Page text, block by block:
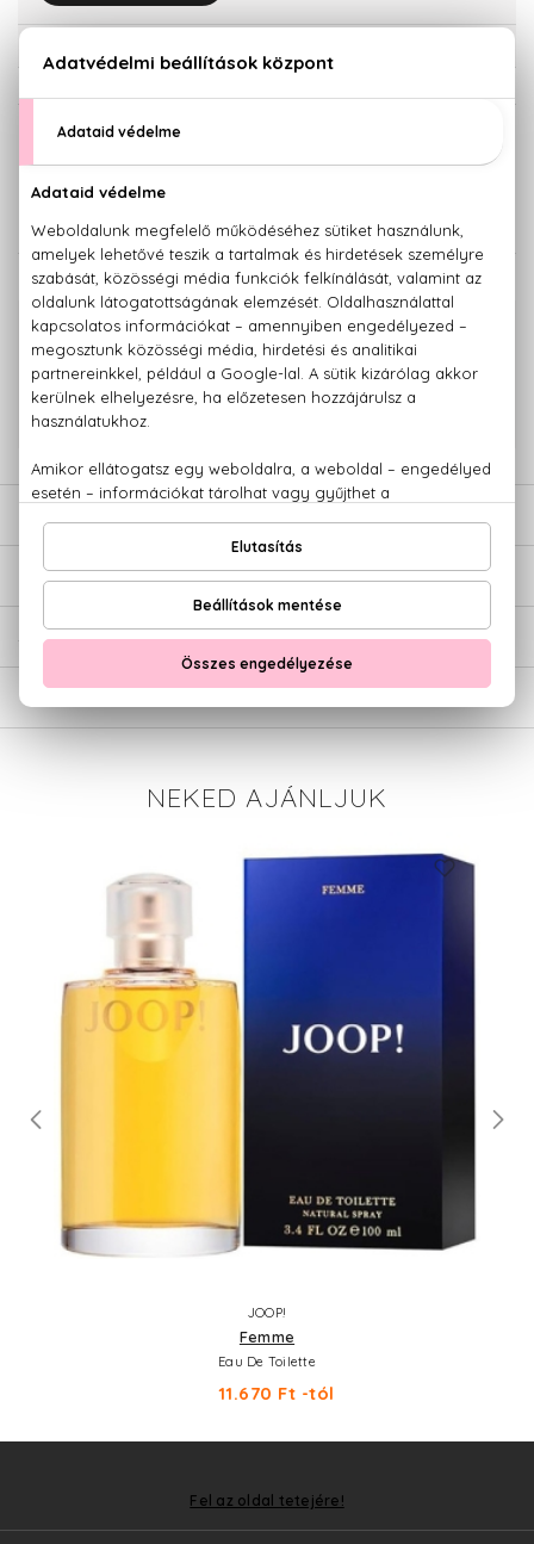
KISZERELÉS KIVÁLASZTÁSA
KAPCSOLÓDÓ TERMÉKEK
100% eredeti termékek,14 napos visszaküldési garanciával
Kérdésed van, elakadtál? Hívd ügyfélszolgálatunkat: +36 20
779 1926
ÉRTÉKELÉSEK (0)
SZÁLLÍTÁS
NEKED AJÁNLJUK
JOOP!
Femme
Eau De Toilette
11.670 Ft -tól
Fel az oldal tetejére!